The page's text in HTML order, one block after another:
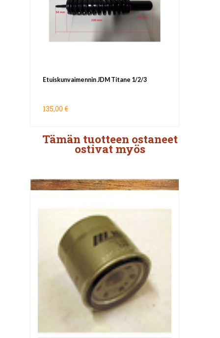
Etuiskunvaimennin JDM Titane 1/2/3
135,00 €
Tämän tuotteen ostaneet
ostivat myös